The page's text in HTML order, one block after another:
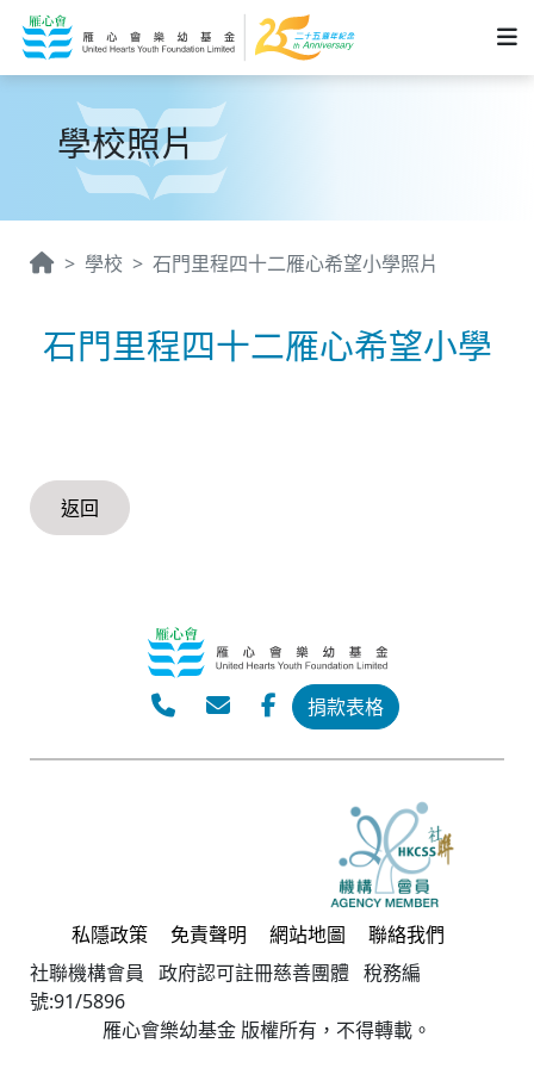
學校照片
學校 石門里程四十二雁心希望小學照片
石門里程四十二雁心希望小學
返回
捐款表格
私隱政策 免責聲明 網站地圖
聯絡我們
社聯機構會員 政府認可註冊慈善團體 稅務編
號:91/5896
雁心會樂幼基金 版權所有，不得轉載。